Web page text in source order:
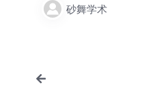
砂舞学术